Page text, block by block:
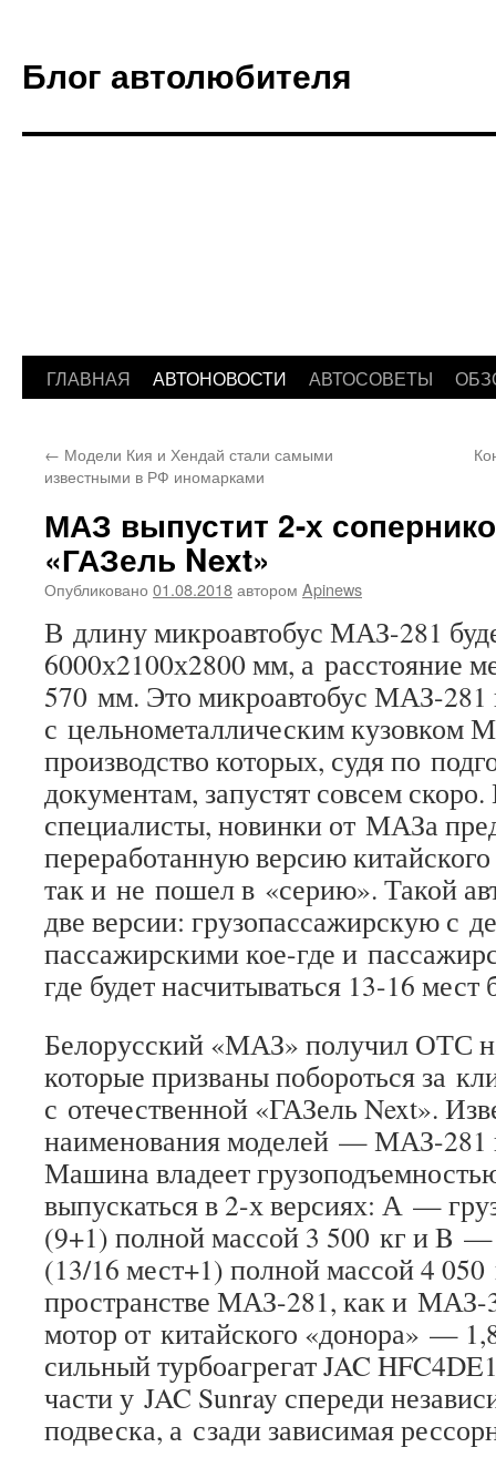
Блог автолюбителя
Перейти
содержимому
ГЛАВНАЯ АВТОНОВОСТИ АВТОСОВЕТЫ
← Модели Кия и Хендай стали самыми
известными в РФ иномарками
МАЗ выпустит 2-х
«ГАЗель Next»‍
Опубликовано 01.08.2018автором Apinews
В длину микроавтобус МАЗ-281
6000х2100х2800 мм, а расстояние
570 мм. Это микроавтобус МАЗ-281
с цельнометаллическим кузовком
производство которых, судя по
документам, запустят совсем
специалисты, новинки от МАЗа
переработанную версию
так и не пошел в «серию». Такой
две версии: грузопассажирскую с
пассажирскими кое-где и
где будет насчитываться 13-16 мест
Белорусский «МАЗ» получил ОТС
которые призваны побороться за
с отечественной «ГАЗель Next».
наименования моделей — МАЗ-
Машина владеет
выпускаться в 2-х версиях: А —
(9+1) полной массой 3 500 кг и B
(13/16 мест+1) полной массой 4
пространстве МАЗ-281, как и МАЗ-
мотор от китайского «донора» —
сильный турбоагрегат JAC
части у JAC Sunray спереди
подвеска, а сзади зависимая